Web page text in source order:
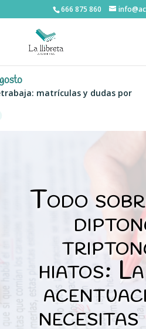
666 875 860
matrículas y dudas por
Todo
hiatos: